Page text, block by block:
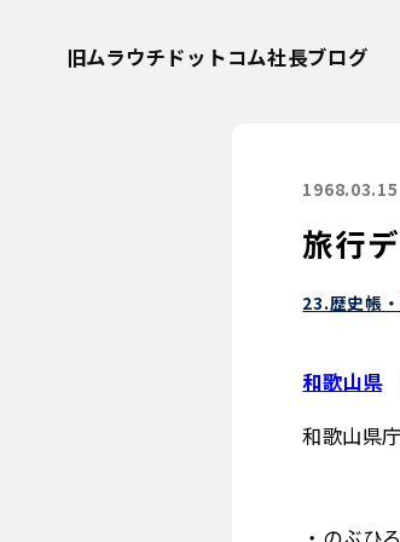
旧ムラウチドットコム社長ブログ
1968.03.15
旅行
23.歴史帳
和歌山県
和歌山県